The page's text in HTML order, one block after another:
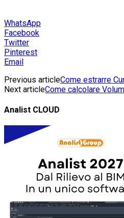
WhatsApp
Facebook
Twitter
Pinterest
Email
Previous articleCome estrarre
Next articleCome calcolare
Analist CLOUD